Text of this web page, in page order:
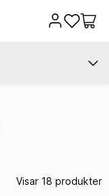
Visar 18 produkter